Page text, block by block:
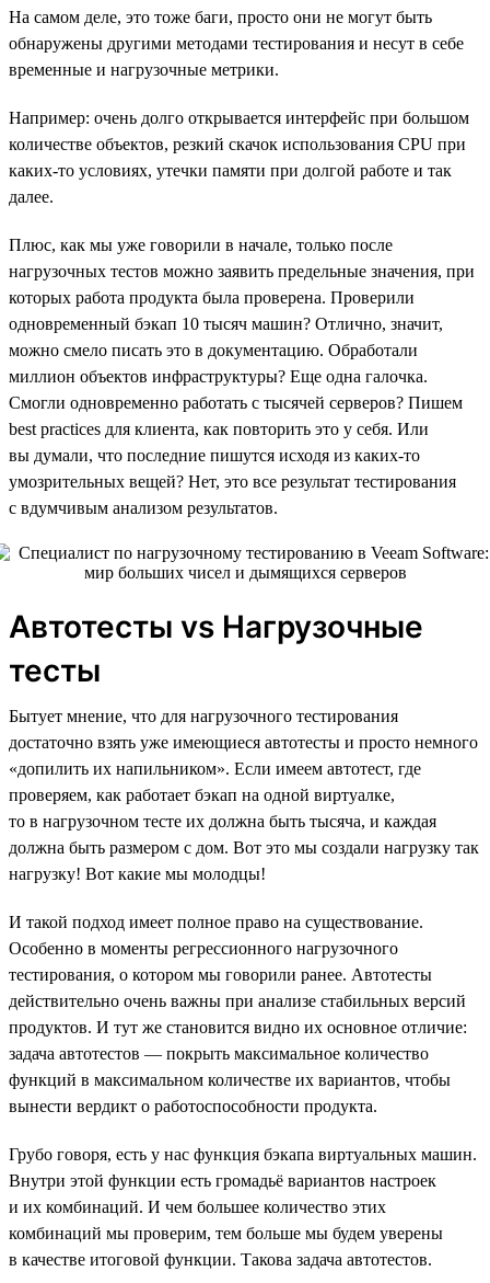
На самом деле, это тоже баги, просто они не могут быть
обнаружены другими методами тестирования и несут в себе
временные и нагрузочные метрики.
Например: очень долго открывается интерфейс при большом
количестве объектов, резкий скачок использования CPU при
каких-то условиях, утечки памяти при долгой работе и так
далее.
Плюс, как мы уже говорили в начале, только после
нагрузочных тестов можно заявить предельные значения, при
которых работа продукта была проверена. Проверили
одновременный бэкап 10 тысяч машин? Отлично, значит,
можно смело писать это в документацию. Обработали
миллион объектов инфраструктуры? Еще одна галочка.
Смогли одновременно работать с тысячей серверов? Пишем
best practices для клиента, как повторить это у себя. Или
вы думали, что последние пишутся исходя из каких-то
умозрительных вещей? Нет, это все результат тестирования
с вдумчивым анализом результатов.
Автотесты vs Нагрузочные
тесты
Бытует мнение, что для нагрузочного тестирования
достаточно взять уже имеющиеся автотесты и просто немного
«допилить их напильником». Если имеем автотест, где
проверяем, как работает бэкап на одной виртуалке,
то в нагрузочном тесте их должна быть тысяча, и каждая
должна быть размером с дом. Вот это мы создали нагрузку так
нагрузку! Вот какие мы молодцы!
И такой подход имеет полное право на существование.
Особенно в моменты регрессионного нагрузочного
тестирования, о котором мы говорили ранее. Автотесты
действительно очень важны при анализе стабильных версий
продуктов. И тут же становится видно их основное отличие:
задача автотестов — покрыть максимальное количество
функций в максимальном количестве их вариантов, чтобы
вынести вердикт о работоспособности продукта.
Грубо говоря, есть у нас функция бэкапа виртуальных машин.
Внутри этой функции есть громадьё вариантов настроек
и их комбинаций. И чем большее количество этих
комбинаций мы проверим, тем больше мы будем уверены
в качестве итоговой функции. Такова задача автотестов.